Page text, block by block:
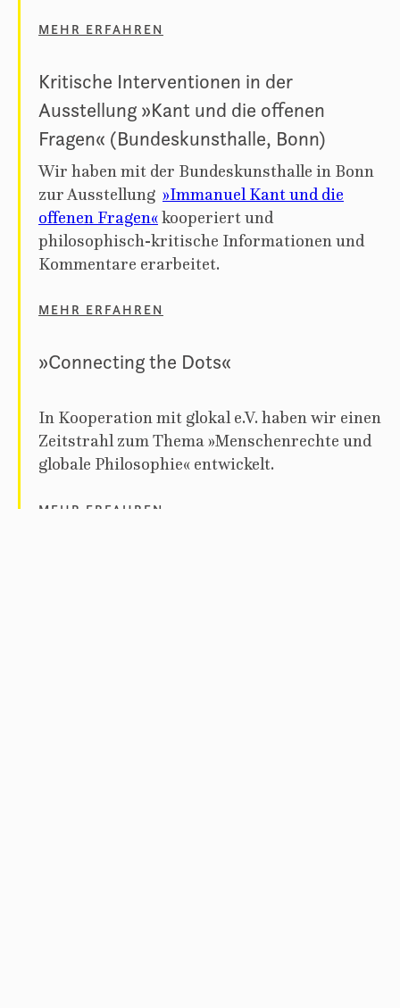
MEHR ERFAHREN
Kritische Interventionen in der
Ausstellung »Kant und die offenen
Fragen« (Bundeskunsthalle, Bonn)
Wir haben mit der Bundeskunsthalle in Bonn
zur Ausstellung »Immanuel Kant und die
offenen Fragen«kooperiert und
philosophisch-kritische Informationen und
Kommentare erarbeitet.
MEHR ERFAHREN
»Connecting the Dots«
In Kooperation mit glokal e.V. haben wir einen
Zeitstrahl zum Thema »Menschenrechte und
globale Philosophie« entwickelt.
MEHR ERFAHREN